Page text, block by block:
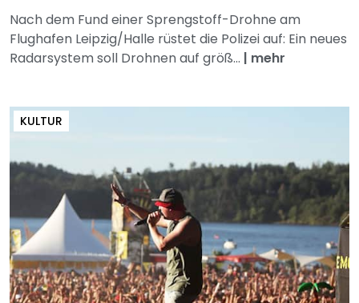
Nach dem Fund einer Sprengstoff-Drohne am
Flughafen Leipzig/Halle rüstet die Polizei auf: Ein neues
Radarsystem soll Drohnen auf größ... | mehr
KULTUR